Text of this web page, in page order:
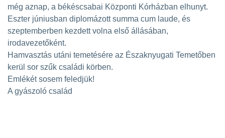
még aznap, a békéscsabai Központi Kórházban elhunyt.
Eszter júniusban diplomázott summa cum laude, és
szeptemberben kezdett volna első állásában,
irodavezetőként.
Hamvasztás utáni temetésére az Északnyugati Temetőben
kerül sor szűk családi körben.
Emlékét sosem feledjük!
A gyászoló család